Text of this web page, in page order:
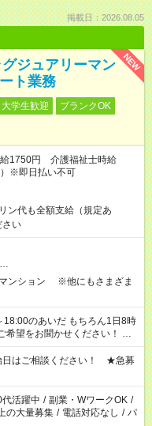
掲載日：2026.08.05
NEW
ジュアリーマン
ト業務
大学生歓迎
ブランクOK
1750円 介護福祉士時給
※即日払い不可
代も全額支給（規定あ
い
…
マンション ※他にもさまざま
のあいだ もちろん1日8時
希望をお聞かせください！ ★
も遠慮なくご相談ください。
です
日はご相談ください！ ★急募
活躍中 / 副業・WワークOK /
の大量募集 / 電話対応なし / パ